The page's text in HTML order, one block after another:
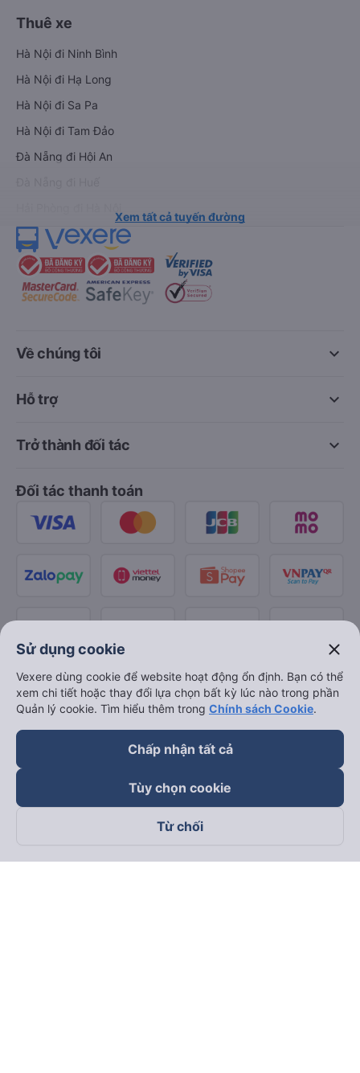
Thuê xe
Hà Nội đi Ninh Bình
Hà Nội đi Hạ Long
Hà Nội đi Sa Pa
Hà Nội đi Tam Đảo
Đà Nẵng đi Hội An
Xem tất cả tuyến đường
keyboard_arrow_down
Về chúng tôi
keyboard_arrow_down
Hỗ trợ
keyboard_arrow_down
Trở thành đối tác
Đối tác thanh toán
Theo dõi chúng tôi trên
Sử dụng cookie close
Vexere dùng cookie để website hoạt động ổn định. Bạn có thể
xem chi tiết hoặc thay đổi lựa chọn bất kỳ lúc nào trong phần
Quản lý cookie. Tìm hiểu thêm trong Chính sách Cookie.
Chấp nhận tất cả
Tùy chọn cookie
Từ chối